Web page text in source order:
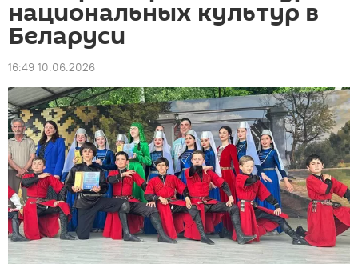
национальных культур в
Беларуси
16:49 10.06.2026